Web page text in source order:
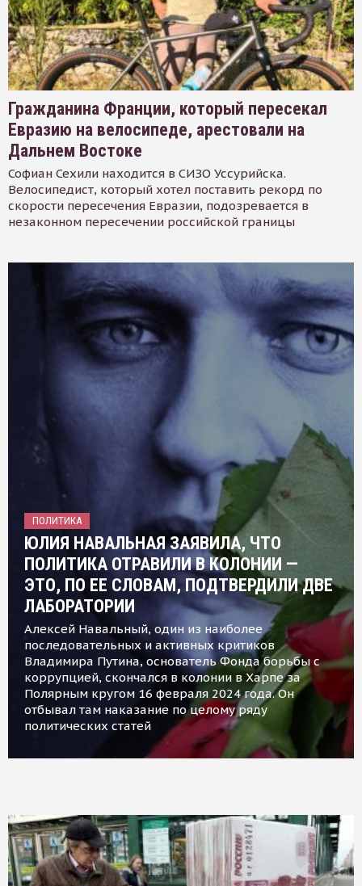
Гражданина Франции, который пересекал
Евразию на велосипеде, арестовали на
Дальнем Востоке
Софиан Сехили находится в СИЗО Уссурийска.
Велосипедист, который хотел поставить рекорд по
скорости пересечения Евразии, подозревается в
незаконном пересечении российской границы
ПОЛИТИКА
ЮЛИЯ НАВАЛЬНАЯ ЗАЯВИЛА, ЧТО
ПОЛИТИКА ОТРАВИЛИ В КОЛОНИИ —
ЭТО, ПО ЕЕ СЛОВАМ, ПОДТВЕРДИЛИ ДВЕ
ЛАБОРАТОРИИ
Алексей Навальный, один из наиболее
последовательных и активных критиков
Владимира Путина, основатель Фонда борьбы с
коррупцией, скончался в колонии в Харпе за
Полярным кругом 16 февраля 2024 года. Он
отбывал там наказание по целому ряду
политических статей